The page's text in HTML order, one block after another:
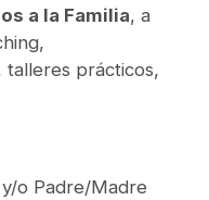
a la Familia, a
talleres prácticos,
o Padre/Madre